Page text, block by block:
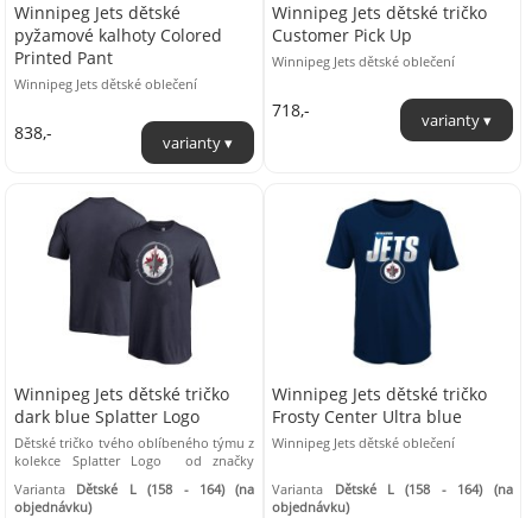
Winnipeg Jets dětské
pyžamové kalhoty Colored
Printed Pant
Winnipeg Jets dětské oblečení
838,-
Winnipeg Jets dětské tričko
Customer Pick Up
Winnipeg Jets dětské oblečení
718,-
Winnipeg Jets dětské tričko
dark blue Splatter Logo
Dětské tričko tvého oblíbeného týmu z
kolekce Splatter Logo od značky
Fanatics Branded. Materiál: 100%
bavlna ...
Varianta Dětské L (158 - 164) (na
objednávku)
Winnipeg Jets dětské tričko
Frosty Center Ultra blue
Winnipeg Jets dětské oblečení
Varianta Dětské L (158 - 164) (na
objednávku)